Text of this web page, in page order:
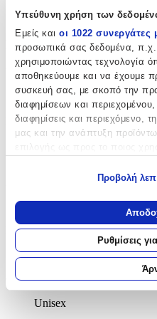
Υπεύθυνη χρήση των
Εμείς και οι 1022 συνεργάτες
προσωπικά σας δεδομένα, π.χ.
χρησιμοποιώντας τεχνολογία
αποθηκεύουμε και να έχουμε
συσκευή σας, με σκοπό την
διαφημίσεων και περιεχομένου,
διαφημίσεις και περιεχόμενο,
μας και την ανάπτυξη
Να συλλέξουμε
σας τοποθεσία, οι οποίες
απόσταση μερικών μέτρων
Να αναγνωρίσουμε τη
για συγκεκριμένα
Μάθετε περισσότερα σχετικά
προσωπικών σας δεδομένων
στηνενότητα “Λεπτομέρειες”
Προβολή
Ρυθμίσεις
Goldsmith
Βασικά Χαρακτηριστικά
Υλικό:
Χρυσό
Καράτια:
Επιχρυσωμένη:
Όχι
Φύλο:
Unisex